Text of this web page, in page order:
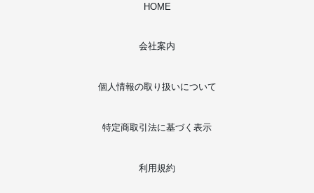
HOME
会社案内
個人情報の取り扱いについて
特定商取引法に基づく表示
利用規約